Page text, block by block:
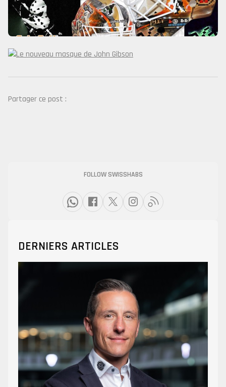
Partager ce post :
FOLLOW SWISSHABS
DERNIERS ARTICLES